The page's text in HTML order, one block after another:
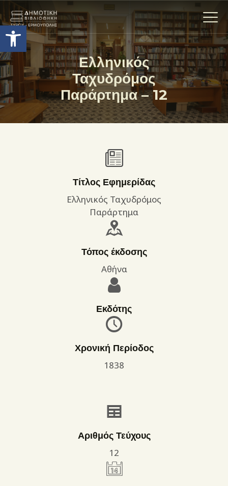
Ανοίξτε τη γραμμή εργαλείων
Ελληνικός
Ταχυδρόμος
Παράρτημα – 12
Η ΒΙΒΛΙΟΘΗΚΗ
ΟΙ ΣΥΛΛΟΓΈΣ
ΕΚΘΕΣΕΙΣ
ΥΠΗΡΕΣΙΕΣ
ΕΠΙΚΟΙΝΩΝΊΑ
ΌΡΟΙ ΧΡΉΣΗΣ
Τίτλος Εφημερίδας
Ελληνικός Ταχυδρόμος
Παράρτημα
Τόπος έκδοσης
Αθήνα
Εκδότης
Χρονική Περίοδος
1838
Αριθμός Τεύχους
12